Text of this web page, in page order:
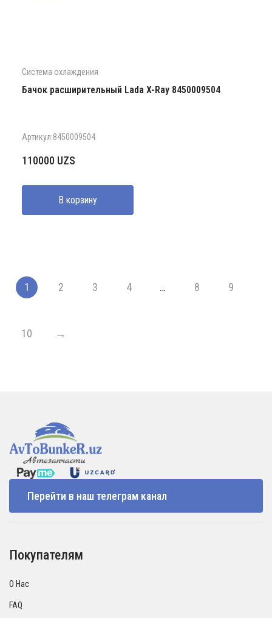
Система охлаждения
Бачок расширительный Lada X-Ray 8450009504
Артикул:8450009504
110000 UZS
В корзину
1 2 3 4 … 8 9
10 →
Перейти в наш телеграм канал
Покупателям
О Нас
FAQ